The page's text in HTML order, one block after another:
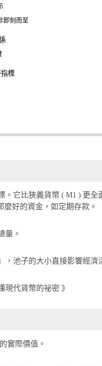
即刻而至
標
它比狹義貨幣 ( M1 ) 更
好的資金，如定期存款。
量。
池子的大小直接影響經濟
現代貨幣的祕密 》
實際價值。